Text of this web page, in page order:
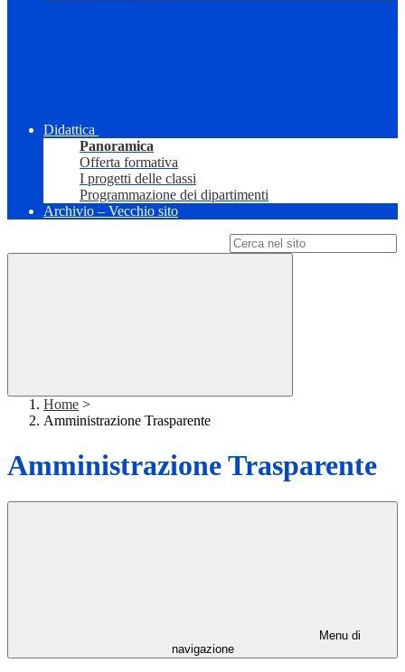
Didattica
Panoramica
Offerta formativa
I progetti delle classi
Programmazione dei dipartimenti
Archivio – Vecchio sito
Home >
Amministrazione Trasparente
Amministrazione Trasparente
Menu di
navigazione